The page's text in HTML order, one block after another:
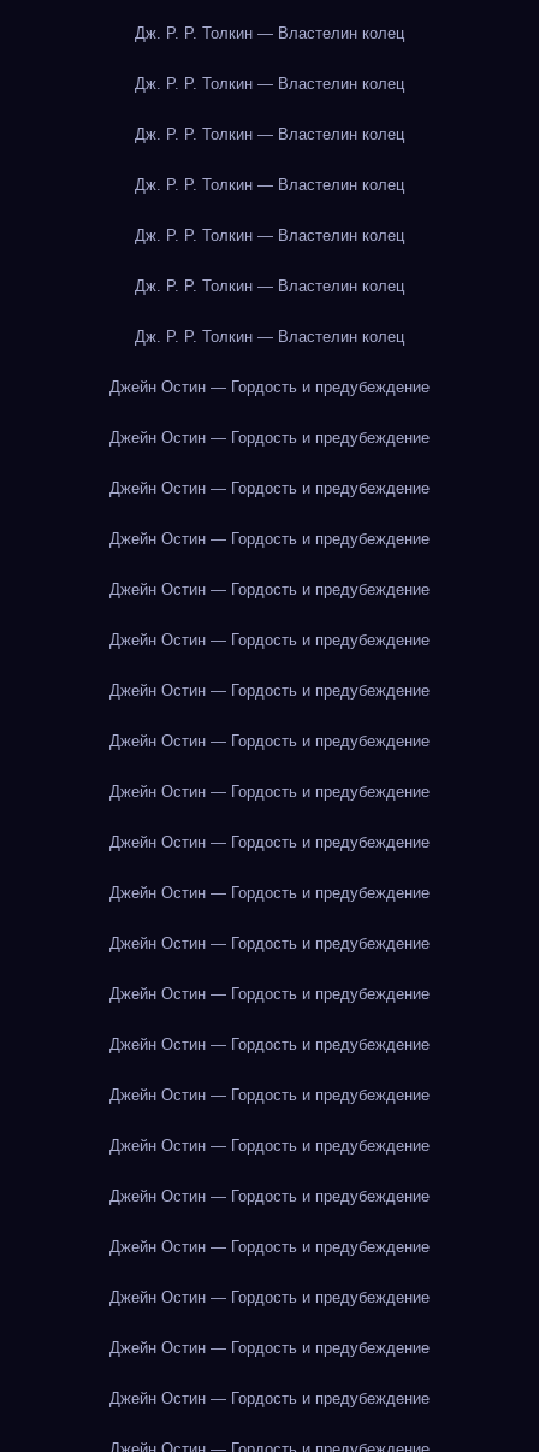
Дж. Р. Р. Толкин — Властелин колец
Дж. Р. Р. Толкин — Властелин колец
Дж. Р. Р. Толкин — Властелин колец
Дж. Р. Р. Толкин — Властелин колец
Дж. Р. Р. Толкин — Властелин колец
Дж. Р. Р. Толкин — Властелин колец
Дж. Р. Р. Толкин — Властелин колец
Джейн Остин — Гордость и предубеждение
Джейн Остин — Гордость и предубеждение
Джейн Остин — Гордость и предубеждение
Джейн Остин — Гордость и предубеждение
Джейн Остин — Гордость и предубеждение
Джейн Остин — Гордость и предубеждение
Джейн Остин — Гордость и предубеждение
Джейн Остин — Гордость и предубеждение
Джейн Остин — Гордость и предубеждение
Джейн Остин — Гордость и предубеждение
Джейн Остин — Гордость и предубеждение
Джейн Остин — Гордость и предубеждение
Джейн Остин — Гордость и предубеждение
Джейн Остин — Гордость и предубеждение
Джейн Остин — Гордость и предубеждение
Джейн Остин — Гордость и предубеждение
Джейн Остин — Гордость и предубеждение
Джейн Остин — Гордость и предубеждение
Джейн Остин — Гордость и предубеждение
Джейн Остин — Гордость и предубеждение
Джейн Остин — Гордость и предубеждение